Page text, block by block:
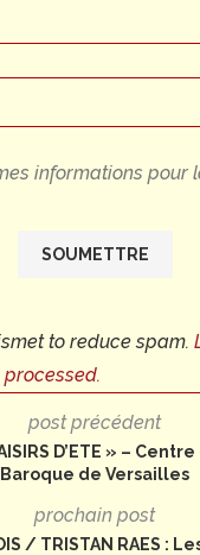
informations pour
to reduce spam.
post précédent
D’ETE » –
Baroque de Versailles
prochain post
/ TRISTAN RAES :